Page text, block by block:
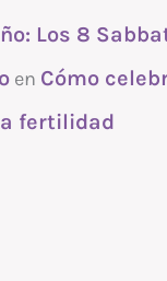
Los 8
en Cómo
fertilidad